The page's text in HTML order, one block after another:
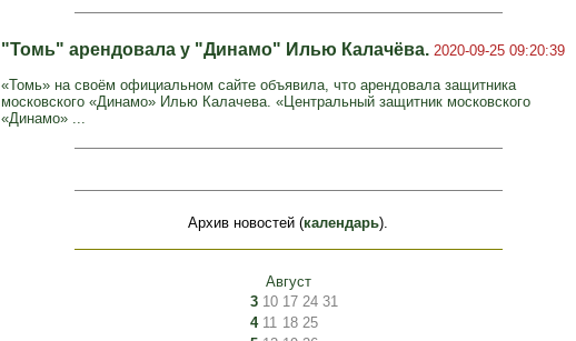
"Томь" арендовала у "Динамо" Илью Калачёва. 2020-09-25 09:20:39
«Томь» на своём официальном сайте объявила, что арендовала защитника
московского «Динамо» Илью Калачева. «Центральный защитник московского
«Динамо» ...
Архив новостей (календарь).
Август
3 10 17 24 31
4 11 18 25